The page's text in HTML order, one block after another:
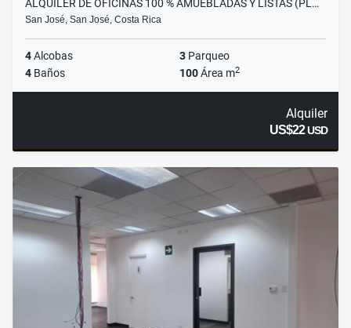
ALQUILER DE OFICINAS 100 % AMUEBLADAS Y LISTAS (PL…
San José, San José, Costa Rica
4Alcobas 3 Parqueo
4 Baños 100Área m2
Alquiler
US$22USD